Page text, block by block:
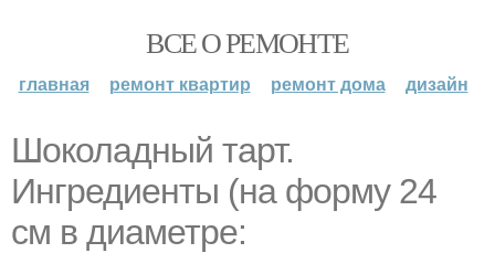
ВСЕ О РЕМОНТЕ
главная ремонт квартир ремонт дома дизайн
Шоколадный тарт.
Ингредиенты (на форму 24
см в диаметре: